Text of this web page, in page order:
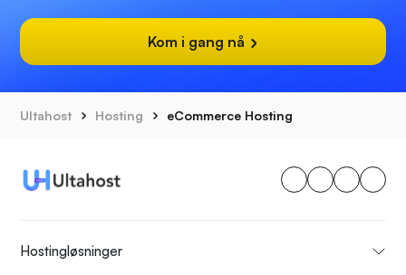
Kom i gang nå
Ultahost Hosting eCommerce Hosting
Hostingløsninger